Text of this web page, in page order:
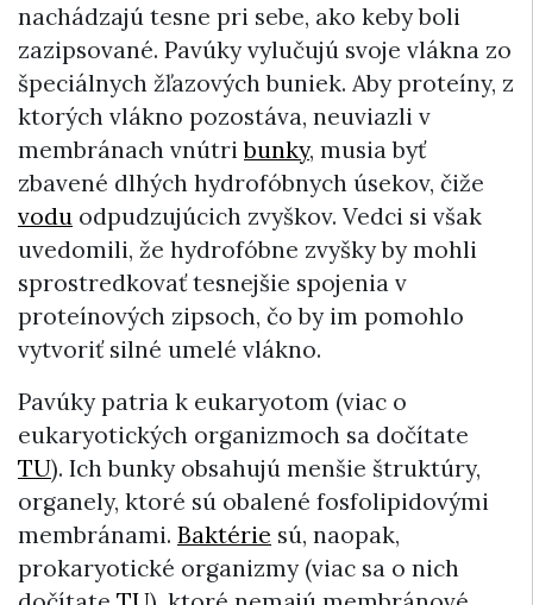
nachádzajú tesne pri sebe, ako keby boli
zazipsované. Pavúky vylučujú svoje vlákna zo
špeciálnych žľazových buniek. Aby proteíny, z
ktorých vlákno pozostáva, neuviazli v
membránach vnútribunky, musia byť
zbavené dlhých hydrofóbnych úsekov, čiže
vodu odpudzujúcich zvyškov. Vedci si však
uvedomili, že hydrofóbne zvyšky by mohli
sprostredkovať tesnejšie spojenia v
proteínových zipsoch, čo by im pomohlo
vytvoriť silné umelé vlákno.
Pavúky patria k eukaryotom (viac o
eukaryotických organizmoch sa dočítate
TU). Ich bunky obsahujú menšie štruktúry,
organely, ktoré sú obalené fosfolipidovými
membránami. Baktérie sú, naopak,
prokaryotické organizmy (viac sa o nich